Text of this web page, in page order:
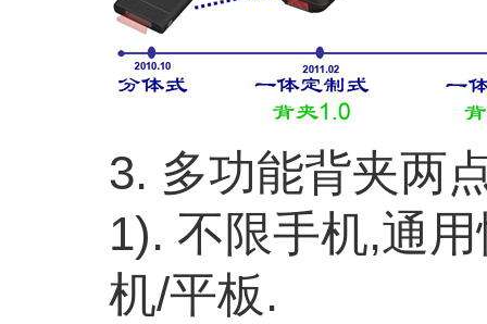
3. 多功能背夹两
1). 不限手机,通
机/平板.